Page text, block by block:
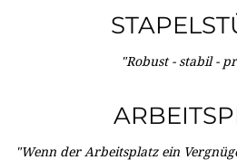
"Robust - stabil -
"Wenn der Arbeitsplatz ein